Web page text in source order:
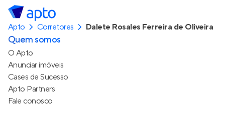
Apto Corretores Dalete Rosales Ferreira de Oliveira
Quem somos
O Apto
Anunciar imóveis
Cases de Sucesso
Apto Partners
Fale conosco